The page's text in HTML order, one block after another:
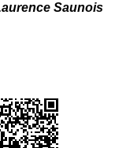
Saunois